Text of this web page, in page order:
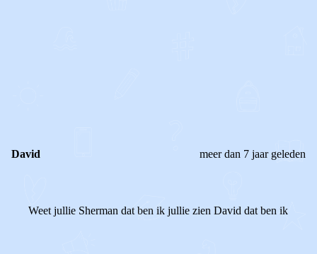
David meer dan 7 jaar geleden
Weet jullie Sherman dat ben ik jullie zien David dat ben ik